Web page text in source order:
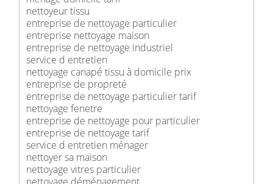
nettoyeur tissu
entreprise de nettoyage particulier
entreprise nettoyage maison
entreprise de nettoyage industriel
service d entretien
nettoyage canapé tissu à domicile prix
entreprise de propreté
entreprise de nettoyage particulier tarif
nettoyage fenetre
entreprise de nettoyage pour particulier
entreprise de nettoyage tarif
service d entretien ménager
nettoyer sa maison
nettoyage vitres particulier
nettoyage déménagement